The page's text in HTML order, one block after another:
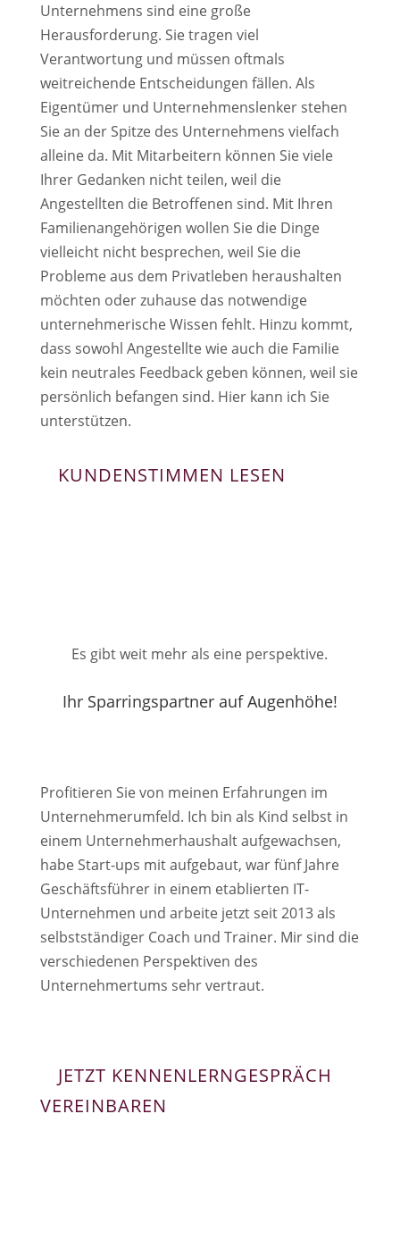
Unternehmens sind eine große
Herausforderung. Sie tragen viel
Verantwortung und müssen oftmals
weitreichende Entscheidungen fällen. Als
Eigentümer und Unternehmenslenker stehen
Sie an der Spitze des Unternehmens vielfach
alleine da. Mit Mitarbeitern können Sie viele
Ihrer Gedanken nicht teilen, weil die
Angestellten die Betroffenen sind. Mit Ihren
Familienangehörigen wollen Sie die Dinge
vielleicht nicht besprechen, weil Sie die
Probleme aus dem Privatleben heraushalten
möchten oder zuhause das notwendige
unternehmerische Wissen fehlt. Hinzu kommt,
dass sowohl Angestellte wie auch die Familie
kein neutrales Feedback geben können, weil sie
persönlich befangen sind. Hier kann ich Sie
unterstützen.
KUNDENSTIMMEN LESEN
Es gibt weit mehr als eine perspektive.
Ihr Sparringspartner auf Augenhöhe!
Profitieren Sie von meinen Erfahrungen im
Unternehmerumfeld. Ich bin als Kind selbst in
einem Unternehmerhaushalt aufgewachsen,
habe Start-ups mit aufgebaut, war fünf Jahre
Geschäftsführer in einem etablierten IT-
Unternehmen und arbeite jetzt seit 2013 als
selbstständiger Coach und Trainer. Mir sind die
verschiedenen Perspektiven des
Unternehmertums sehr vertraut.
JETZT KENNENLERNGESPRÄCH
VEREINBAREN